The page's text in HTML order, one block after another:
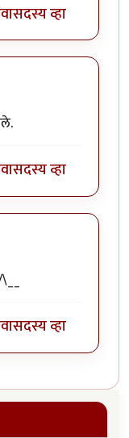
सदस्य व्हा
सदस्य व्हा
सदस्य व्हा